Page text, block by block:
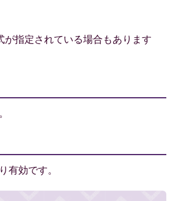
指定されている場合もあります
有効です。